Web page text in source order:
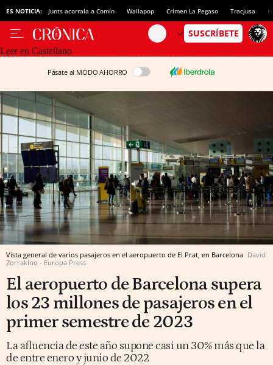
ES NOTICIA: Junts acorrala a Comín Wallapop Crimen La Pegaso Tracjusa
Leer en Castellano
Pásate al MODO AHORRO
Vista general de varios pasajeros en el aeropuerto de El Prat, en Barcelona David
Zorrakino - Europa Press
El aeropuerto de Barcelona supera
los 23 millones de pasajeros en el
primer semestre de 2023
La afluencia de este año supone casi un 30% más que la
de entre enero y junio de 2022